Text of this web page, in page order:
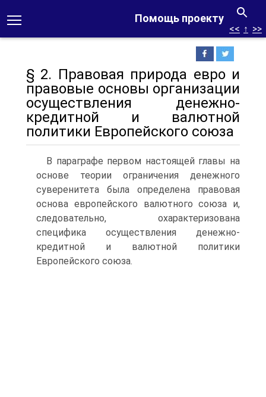
Помощь проекту
<< ↑ >>
§ 2. Правовая природа евро и
правовые основы организации
осуществления денежно-
кредитной и валютной
политики Европейского союза
В параграфе первом настоящей главы на
основе теории ограничения денежного
суверенитета была определена правовая
основа европейского валютного союза и,
следовательно, охарактеризована
специфика осуществления денежно-
кредитной и валютной политики
Европейского союза.